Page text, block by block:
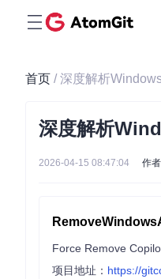
首页 / 深度解析
深度解析
2026-04-15 08:47:04 作
Force Remove
项目地址： https://